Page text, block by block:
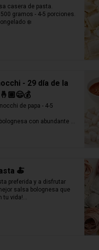
casera de pasta.
gramos - 4-5 porciones.
❄️
- 29 día de la
de papa - 4-5
con abundante
parmesano rallado.
🍝
preferida y a disfrutar
salsa bolognesa que
tu vida!
con abundante
de vacuno.